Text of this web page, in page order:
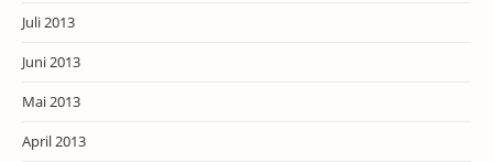
Juli 2013
Juni 2013
Mai 2013
April 2013